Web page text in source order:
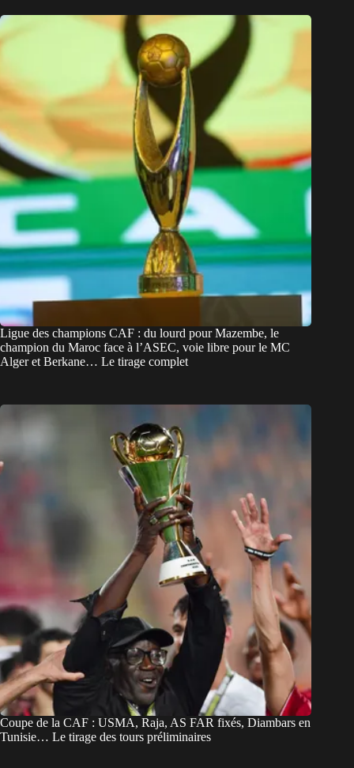
Ligue des champions CAF : du lourd pour Mazembe, le
champion du Maroc face à l’ASEC, voie libre pour le MC
Alger et Berkane… Le tirage complet
Coupe de la CAF : USMA, Raja, AS FAR fixés, Diambars en
Tunisie… Le tirage des tours préliminaires